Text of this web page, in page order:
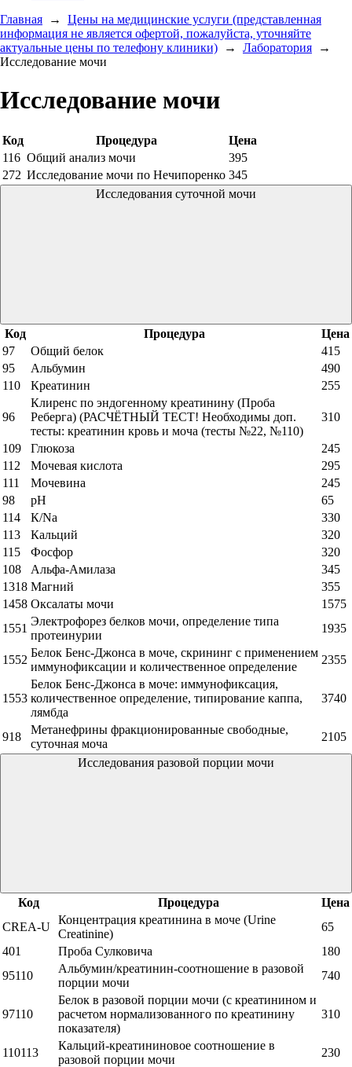
Главная
→
Цены на медицинские услуги (представленная
информация не является офертой, пожалуйста, уточняйте
актуальные цены по телефону клиники)
→ Лаборатория
→
Исследование мочи
Исследование мочи
Код Процедура
Цена
116 Общий анализ мочи
395
272 Исследование мочи по Нечипоренко 345
Исследования суточной мочи
Код Процедура
Цена
97
Общий белок
415
95
Альбумин
490
110
Креатинин 255
96
Клиренс по эндогенному креатинину (Проба
Реберга) (РАСЧЁТНЫЙ ТЕСТ! Необходимы доп.
тесты: креатинин кровь и моча (тесты №22, №110)
310
109 Глюкоза
245
112
Мочевая кислота
295
111
Мочевина
245
98
рН
65
114
К/Na
330
113
Кальций
320
115
Фосфор
320
108
Альфа-Амилаза
345
1318 Магний
355
1458 Оксалаты мочи
1575
1551
Электрофорез белков мочи, определение типа
протеинурии
1935
1552
Белок Бенс-Джонса в моче, скрининг с применением
иммунофиксации и количественное определение
2355
1553
Белок Бенс-Джонса в моче: иммунофиксация,
количественное определение, типирование каппа,
лямбда
3740
918
Метанефрины фракционированные свободные,
суточная моча
2105
Исследования разовой порции мочи
Код Процедура
Цена
CREA-U
Концентрация креатинина в моче (Urine
Creatinine)
65
401
Проба Сулковича
180
95110
Альбумин/креатинин-соотношение в разовой
порции мочи
740
97110
Белок в разовой порции мочи (с креатинином и
расчетом нормализованного по креатинину
показателя)
310
110113
Кальций-креатининовое соотношение в
разовой порции мочи
230